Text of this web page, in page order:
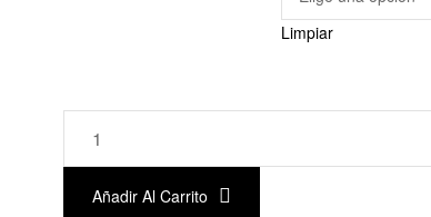
Limpiar
Cocolebrel
Añadir Al Carrito